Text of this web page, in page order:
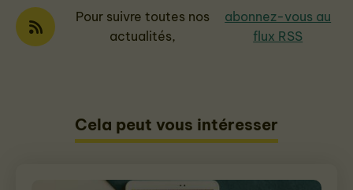
Pour suivre toutes nos
actualités,
abonnez-vous au
flux RSS
Cela peut vous intéresser